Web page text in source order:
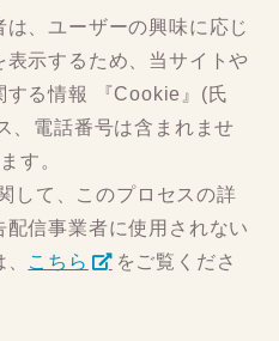
、ユーザーの興味に応じ
示するため、当サイトや
する情報 『Cookie』(氏
、電話番号は含まれませ
す。
して、このプロセスの詳
信事業者に使用されない
こちら
をご覧くださ